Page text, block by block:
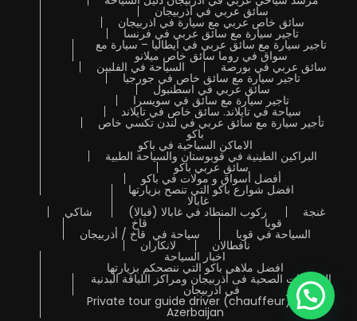
سائق عربي في اذربيجان
سائق خاص عربي مع سيارة في اذربيجان
تاجير سيارة مع سائق عربي في فرنسا
تاجير سيارة مع سائق عربي في ايطاليا – سيارة مع
سواق في روما سائق خاص ميلانو
السياحة في الفلبين سائق عربي في بورصة
تاجير سيارة مع سائق خاص في جورجيا
سائق عربي في اسطنبول
تاجير سيارة مع سائق في سويسرا
سياحة في تايلاند. سائق خاص في تايلاند
تأجير سيارة مع سائق عربي في لندن تكسي خاص
باكو
الاماكن السياحية في باكو
البراكين الطينية في قوبوستان والسياحة الطبية
سائق عربي باكو
أفضل أسواق و مولات في باكو
افضل شوارع باكو التي تنصح بزيارتها
شاكي
غابالا
ركوب المنطاد في غابالا (قبالا) غنجة
قاخ
سياحة في قاخ / أذربيجان
قوبا
السياحة في قوبا
لانكاران نافطالان
اخبار السياحة
افضل ملاهي باكو التي ننصحكم بزيارتها
المنتجعات الصحية فى أذربيجان ومراكز اللياقة البدنية
في اذربيجان
Private tour guide driver (chauffeur) in
Azerbaijan